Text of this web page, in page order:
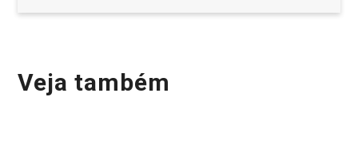
Veja também